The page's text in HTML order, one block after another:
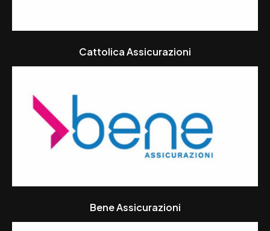
Cattolica Assicurazioni
Bene Assicurazioni